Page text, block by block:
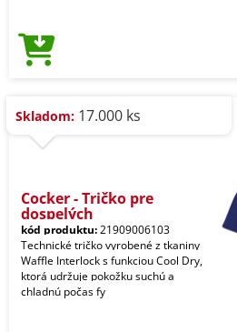
Skladom: 17.000 ks
Cocker - Tričko pre
dospelých
kód produktu:21909006103
Technické tričko vyrobené z tkaniny
Waffle Interlock s funkciou Cool Dry,
ktorá udržuje pokožku suchú a
chladnú počas fy